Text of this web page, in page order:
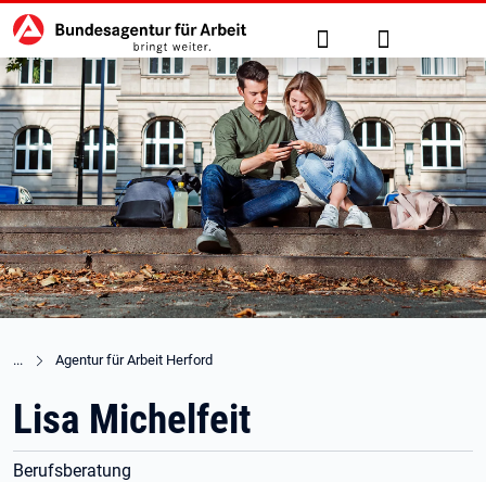
zu den Hauptinhalten springen
Hauptnavigation Suche Anmelden
Agentur für Arbeit Herford
Lisa Michelfeit
Berufsberatung